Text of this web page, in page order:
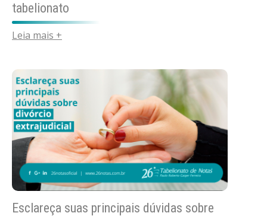
tabelionato
Leia mais +
Esclareça suas principais dúvidas sobre